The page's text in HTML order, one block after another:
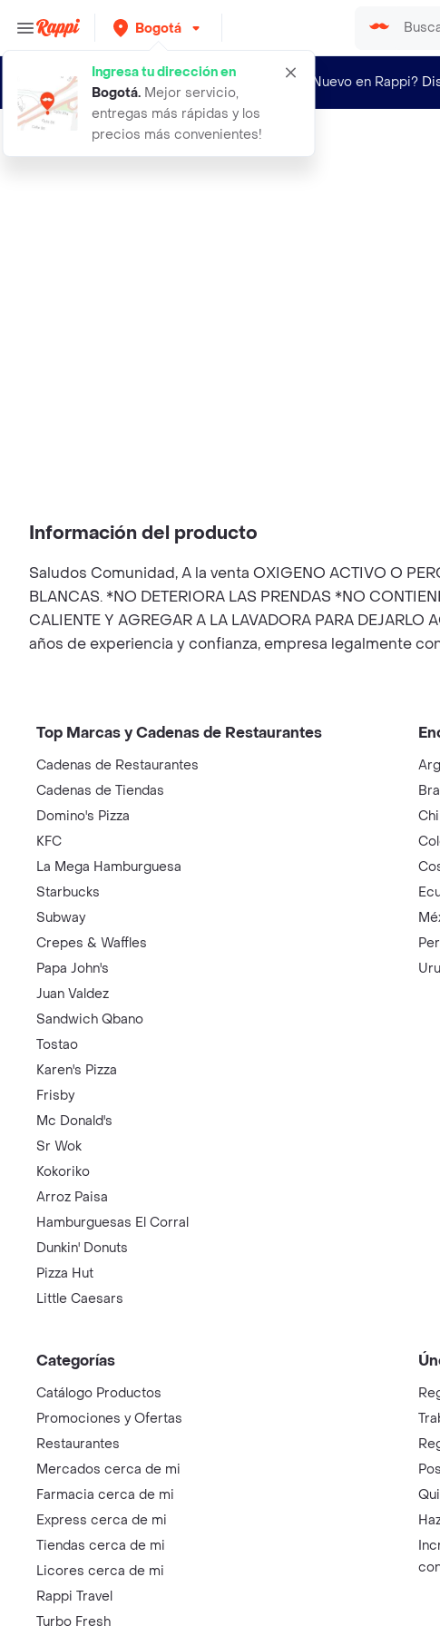
Bogotá
Ingresa tu dirección en
Bogotá. Mejor servicio,
entregas más rápidas y los
precios más convenientes!
¿Nuevo en Rappi?
1 libra oxigeno activo percarbonato
Información del producto
Saludos Comunidad, A la venta OXIGENO ACTIVO O
BLANCAS. *NO DETERIORA LAS PRENDAS *NO
CALIENTE Y AGREGAR A LA LAVADORA PARA
años de experiencia y confianza, empresa legalmente
Top Marcas y Cadenas de Restaurantes
Cadenas de Restaurantes
Cadenas de Tiendas
Domino's Pizza
KFC
La Mega Hamburguesa
Starbucks
Subway
Crepes & Waffles
Papa John's
Juan Valdez
Sandwich Qbano
Tostao
Karen's Pizza
Frisby
Mc Donald's
Sr Wok
Kokoriko
Arroz Paisa
Hamburguesas El Corral
Dunkin' Donuts
Pizza Hut
Little Caesars
Categorías
Catálogo Productos
Promociones y Ofertas
Restaurantes
Mercados cerca de mi
Farmacia cerca de mi
Express cerca de mi
Tiendas cerca de mi
Licores cerca de mi
Rappi Travel
Turbo Fresh